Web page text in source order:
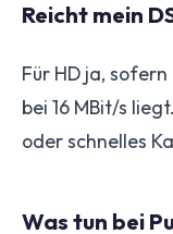
Reicht mein
Für HD ja,
bei 16 MBit/s
oder schnelles
Was tun bei